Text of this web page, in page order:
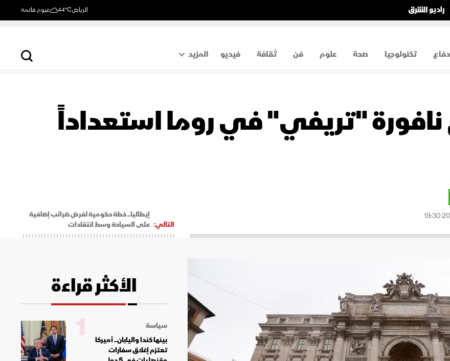
الرياض44°C غيوم قاتمة
دفاع تكنولوجيا صحة علوم فن ثقافة فيديو
المزيد
اقتصاد
نافورة "تريفي" في روما استعداداً
التالي:
إيطاليا.. خطة حكومية لفرض ضرائب إضافية
على السياحة وسط انتقادات
الأكثر قراءة
سياسة
بينها كندا واليابان.. أميركا
تعتزم إغلاق سفارات
1